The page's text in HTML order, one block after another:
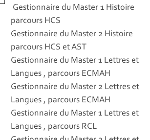
Gestionnaire du Master 1 Histoire
parcours HCS
Gestionnaire du Master 2 Histoire
parcours HCS et AST
Gestionnaire du Master 1 Lettres et
Langues , parcours ECMAH
Gestionnaire du Master 2 Lettres et
Langues , parcours ECMAH
Gestionnaire du Master 1 Lettres et
Langues , parcours RCL